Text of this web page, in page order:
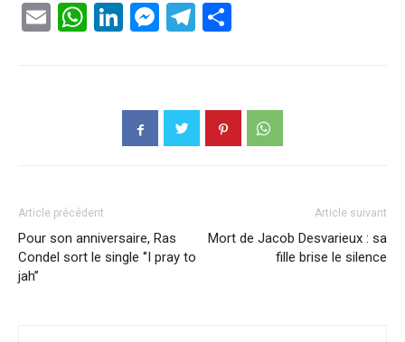
EmailWhatsApp
LinkedIn
Messenger
Telegram
Article précédent
Pour son anniversaire, Ras
Condel sort le single ‘’I pray to
jah’’
Article suivant
Mort de Jacob Desvarieux : sa
fille brise le silence